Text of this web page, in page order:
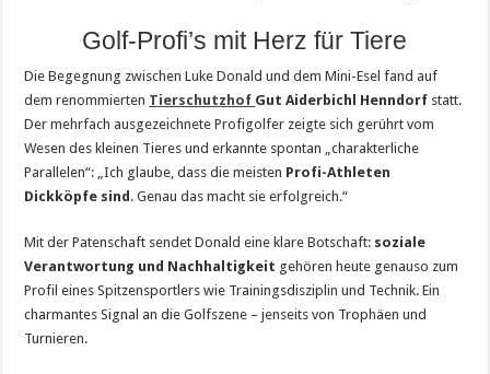
Golf-Profi’s mit Herz für Tiere
Die Begegnung zwischen Luke Donald und dem Mini-Esel fand auf
dem renommierten Tierschutzhof Gut Aiderbichl Henndorf statt.
Der mehrfach ausgezeichnete Profigolfer zeigte sich gerührt vom
Wesen des kleinen Tieres und erkannte spontan „charakterliche
Parallelen“: „Ich glaube, dass die meisten Profi-Athleten
Dickköpfe sind. Genau das macht sie erfolgreich.“
Mit der Patenschaft sendet Donald eine klare Botschaft: soziale
Verantwortung und Nachhaltigkeit gehören heute genauso zum
Profil eines Spitzensportlers wie Trainingsdisziplin und Technik. Ein
charmantes Signal an die Golfszene – jenseits von Trophäen und
Turnieren.